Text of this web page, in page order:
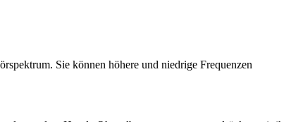
Sie können höhere und niedrige Frequenzen